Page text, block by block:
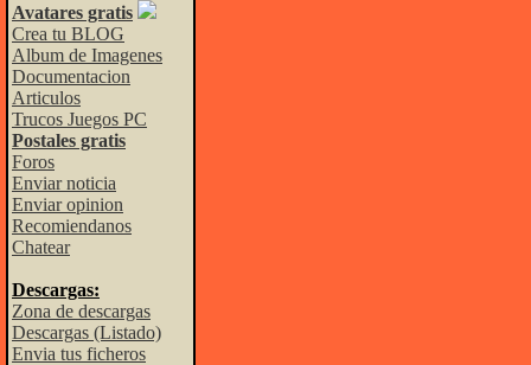
Avatares gratis
Crea tu BLOG
Album de Imagenes
Documentacion
Articulos
Trucos Juegos PC
Postales gratis
Foros
Enviar noticia
Enviar opinion
Recomiendanos
Chatear
Descargas:
Zona de descargas
Descargas (Listado)
Envia tus ficheros